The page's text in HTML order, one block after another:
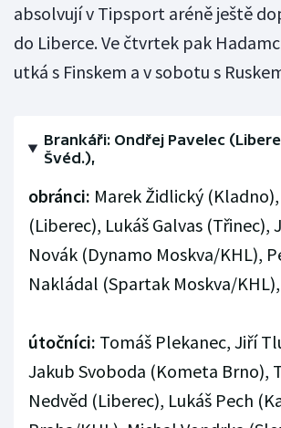
absolvují v Tipsport aréně ještě
do Liberce. Ve čtvrtek pak
utká s Finskem a v sobotu s
Brankáři: Ondřej Pavelec
Švéd.),
obránci: Marek Židlický
(Liberec), Lukáš Galvas
Novák (Dynamo Moskva/KHL),
Nakládal (Spartak Moskva/KHL),
útočníci: Tomáš Plekanec, Jiří
Jakub Svoboda (Kometa Brno),
Nedvěd (Liberec), Lukáš Pech